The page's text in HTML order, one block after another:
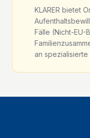
KLARER bietet
Fälle (Nicht-EU-
an spezialisierte